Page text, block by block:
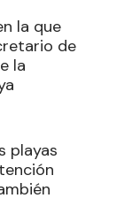
la que
de
la
playas